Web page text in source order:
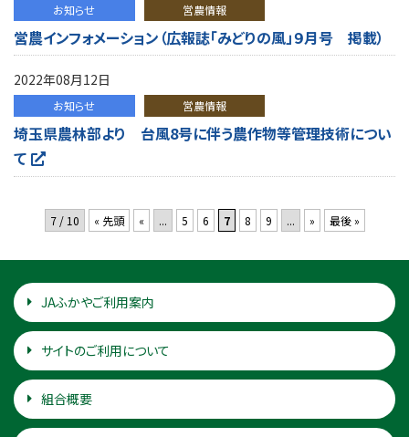
お知らせ 営農情報
営農インフォメーション（広報誌「みどりの風」９月号 掲載）
2022年08月12日
お知らせ 営農情報
埼玉県農林部より 台風8号に伴う農作物等管理技術につい
て
7 / 10 « 先頭 « ... 5 6 7 8 9 ... » 最後 »
JAふかやご利用案内
サイトのご利用について
組合概要